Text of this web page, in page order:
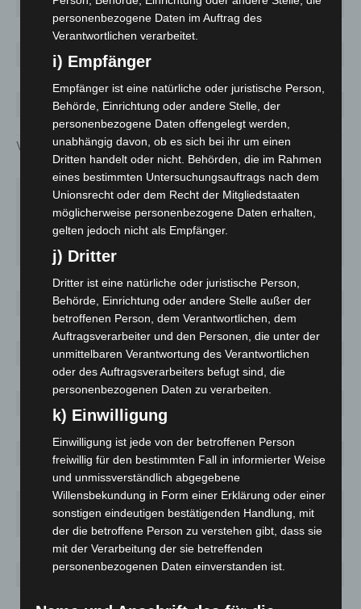
50 – 59 Jahre
5074
60 – 69 Jahre
2765
70 – 79 Jahre
keine Angaben
484
Verteilung nach Kommunen:
Kommune
Aktuelle
Fallzahl
Fallzahl
Gesamt
seit
7-Tage-
Barsinghausen63 791
74,3
Burgdorf
103 807
104,7
Burgwedel
21 402
43,4
Garbsen
200 2596
143,5
Hemmingen
Isernhagen
45 619
80,9
Laatzen
72 1475
Landeshauptstadt
Hannover
1167 17419 113,4
Langenhagen 136 2113
Lehrte
118 1575
148,8
personenbezogene Daten im Auftrag des
Verantwortlichen verarbeitet.
i) Empfänger
Empfänger ist eine natürliche oder juristische Person,
Behörde, Einrichtung oder andere Stelle, der
personenbezogene Daten offengelegt werden,
unabhängig davon, ob es sich bei ihr um einen
Dritten handelt oder nicht. Behörden, die im Rahmen
eines bestimmten Untersuchungsauftrags nach dem
Unionsrecht oder dem Recht der Mitgliedstaaten
möglicherweise personenbezogene Daten erhalten,
gelten jedoch nicht als Empfänger.
j) Dritter
Dritter ist eine natürliche oder juristische Person,
Behörde, Einrichtung oder andere Stelle außer der
betroffenen Person, dem Verantwortlichen, dem
Auftragsverarbeiter und den Personen, die unter der
unmittelbaren Verantwortung des Verantwortlichen
oder des Auftragsverarbeiters befugt sind, die
personenbezogenen Daten zu verarbeiten.
k) Einwilligung
Einwilligung ist jede von der betroffenen Person
freiwillig für den bestimmten Fall in informierter Weise
und unmissverständlich abgegebene
Willensbekundung in Form einer Erklärung oder einer
sonstigen eindeutigen bestätigenden Handlung, mit
der die betroffene Person zu verstehen gibt, dass sie
mit der Verarbeitung der sie betreffenden
personenbezogenen Daten einverstanden ist.